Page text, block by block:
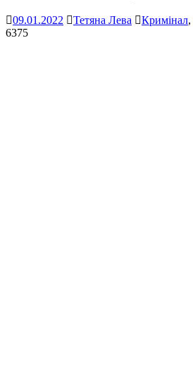
09.01.2022 Тетяна Лева Кримінал,
6375